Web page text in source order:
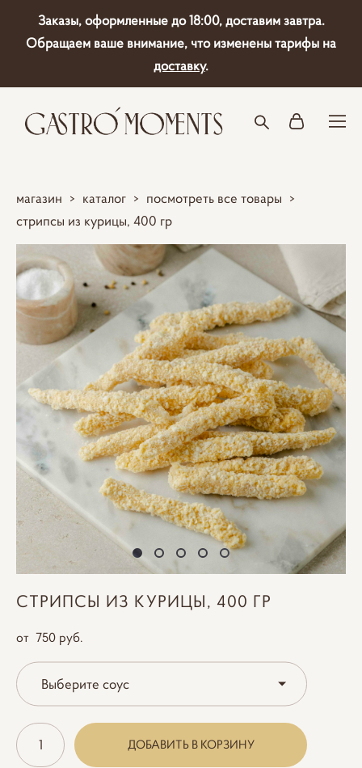
Заказы, оформленные до 18:00, доставим завтра.
Обращаем ваше внимание, что изменены тарифы на
доставку.
магазин > каталог > посмотреть все товары >
стрипсы из курицы, 400 гр
СТРИПСЫ ИЗ КУРИЦЫ, 400 ГР
от 750 pуб.
Выберите соус
ДОБАВИТЬ В КОРЗИНУ